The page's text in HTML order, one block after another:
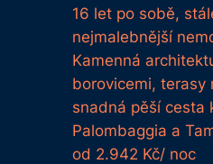
16 let po sobě,
nejmalebnější
Kamenná
borovicemi, terasy
snadná pěší cesta
Palombaggia a
od 2.942 Kč/ noc